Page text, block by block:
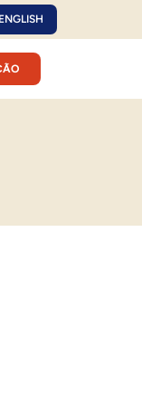
ENGLISH